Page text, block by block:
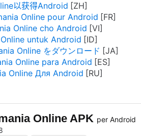
以获得Android
Online pour Android
Online cho Android
untuk Android
Online をダウンロード
Online para Android
Online Для Android
Online APK per Android